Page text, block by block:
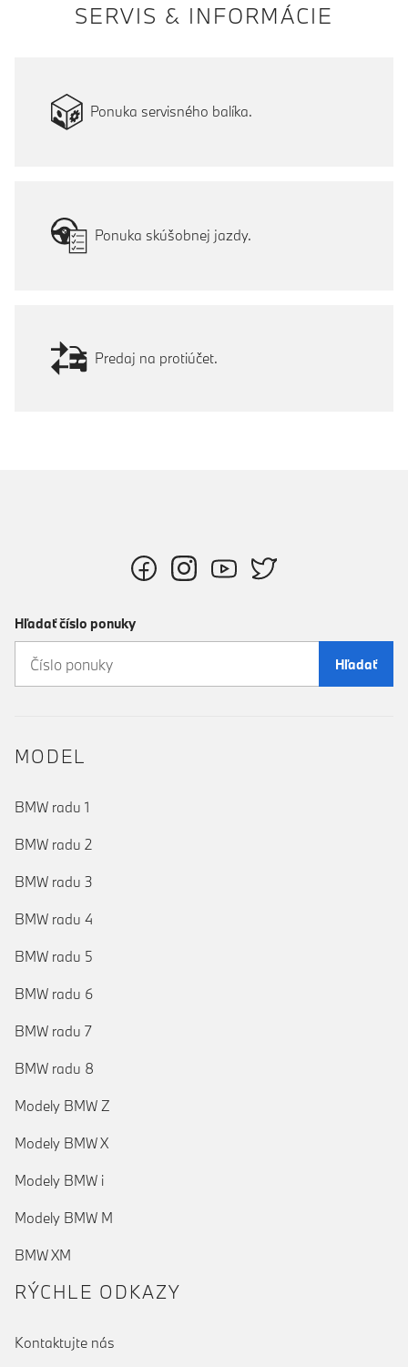
SERVIS & INFORMÁCIE
Ponuka servisného balíka.
Ponuka skúšobnej jazdy.
Predaj na protiúčet.
Hľadať číslo ponuky
Hľadať
MODEL
BMW radu 1
BMW radu 2
BMW radu 3
BMW radu 4
BMW radu 5
BMW radu 6
BMW radu 7
BMW radu 8
Modely BMW Z
Modely BMW X
Modely BMW i
Modely BMW M
BMW XM
RÝCHLE ODKAZY
Kontaktujte nás